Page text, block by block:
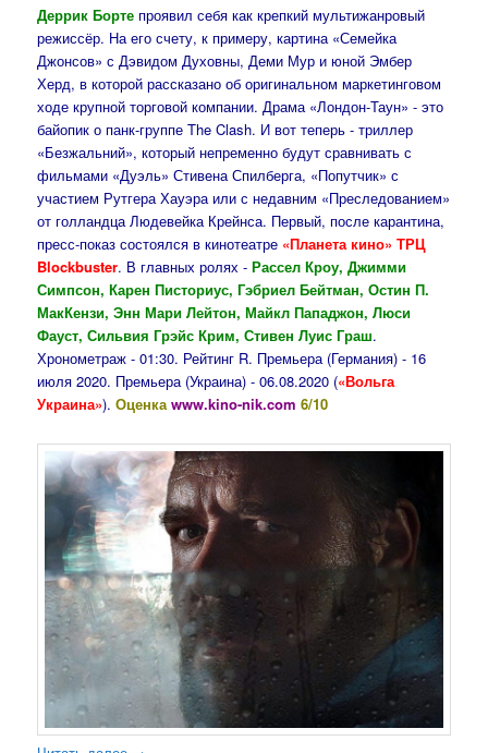
Деррик Борте проявил себя как крепкий мультижанровый
режиссёр. На его счету, к примеру, картина «Семейка
Джонсов» с Дэвидом Духовны, Деми Мур и юной Эмбер
Херд, в которой рассказано об оригинальном маркетинговом
ходе крупной торговой компании. Драма «Лондон-Таун» - это
байопик о панк-группе The Clash. И вот теперь - триллер
«Безжальний», который непременно будут сравнивать с
фильмами «Дуэль» Стивена Спилберга, «Попутчик» с
участием Рутгера Хауэра или с недавним «Преследованием»
от голландца Людевейка Крейнса. Первый, после карантина,
пресс-показ состоялся в кинотеатре «Планета кино» ТРЦ
Blockbuster. В главных ролях -Рассел Кроу, Джимми
Симпсон, Карен Писториус, Гэбриел Бейтман, Остин П.
МакКензи, Энн Мари Лейтон, Майкл Пападжон, Люси
Фауст, Сильвия Грэйс Крим, Стивен Луис Граш.
Хронометраж - 01:30. Рейтинг R. Премьера (Германия) - 16
июля 2020. Премьера (Украина) - 06.08.2020 («Вольга
Украина»).Оценкаwww.kino-nik.com 6/10